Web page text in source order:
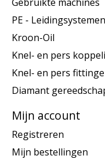
PE - Leidingsystemen
Kroon-Oil
Knel- en pers
Knel- en pers
Diamant
Mijn account
Registreren
Mijn bestellingen